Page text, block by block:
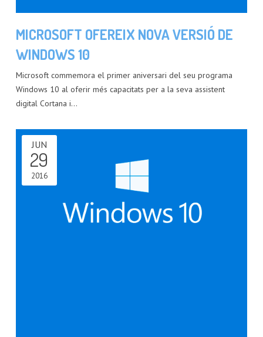
MICROSOFT OFEREIX NOVA VERSIÓ DE
WINDOWS 10
Microsoft commemora el primer aniversari del seu programa
Windows 10 al oferir més capacitats per a la seva assistent
digital Cortana i…
JUN
29
2016